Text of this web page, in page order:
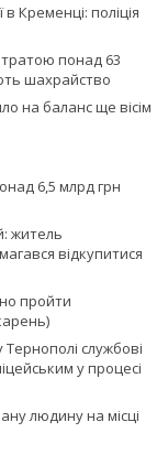
Кременці: поліція
понад 63
шахрайство
на баланс ще вісім
6,5 млрд грн
житель
відкупитися
пройти
службові
у процесі
людину на місці